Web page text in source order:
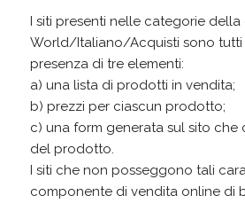
I siti presenti nelle categorie della
World/Italiano/Acquisti sono tutti
presenza di tre elementi:
a) una lista di prodotti in vendita;
b) prezzi per ciascun prodotto;
c) una form generata sul sito che
del prodotto.
I siti che non posseggono tali
componente di vendita online di